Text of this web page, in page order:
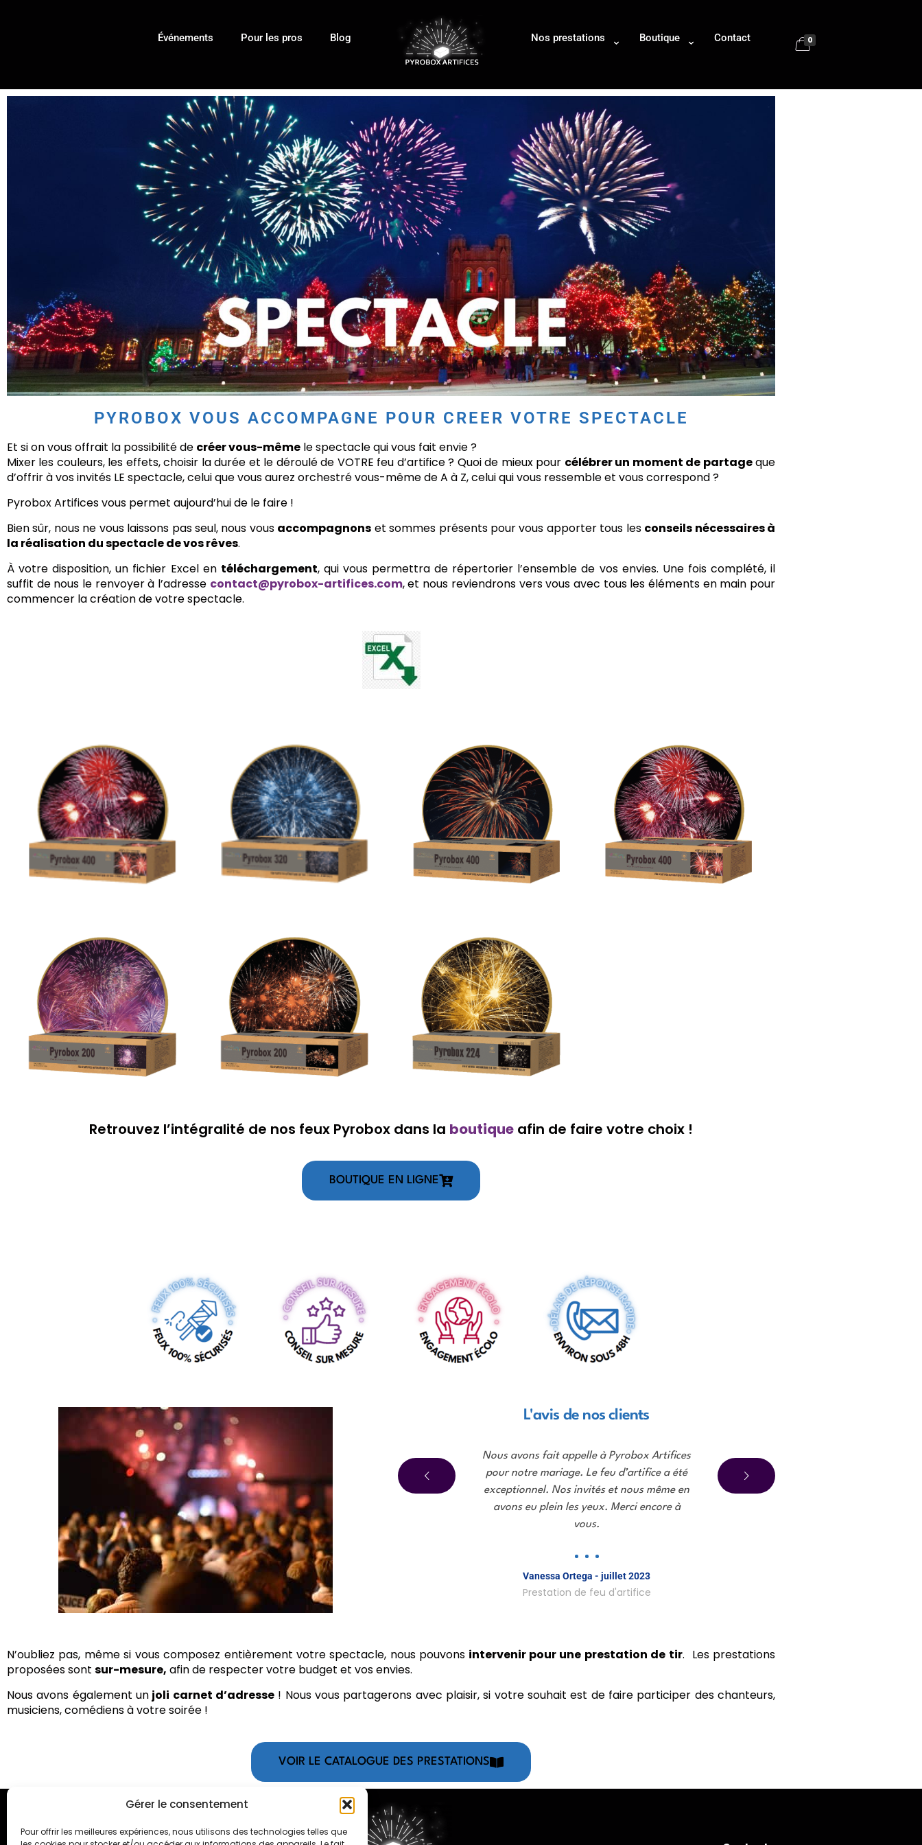
Gérer le consentement
Pour offrir les meilleures expériences, nous utilisons des technologies telles que
Événements Pour les pros Blog Nos prestations Boutique Contact 0
PYROBOX VOUS ACCOMPAGNE POUR CREER VOTRE SPECTACLE
Et si on vous offrait la possibilité de créer vous-même le spectacle qui vous fait envie ?
Mixer les couleurs, les effets, choisir la durée et le déroulé de VOTRE feu d’artifice ? Quoi de mieux pour célébrer un moment de partageque
d’offrir à vos invités LE spectacle, celui que vous aurez orchestré vous-même de A à Z, celui qui vous ressemble et vous correspond ?
Pyrobox Artifices vous permet aujourd’hui de le faire !
Bien sûr, nous ne vous laissons pas seul, nous vous accompagnons et sommes présents pour vous apporter tous les conseils nécessaires à
la réalisation du spectacle de vos rêves.
À votre disposition, un fichier Excel en téléchargement, qui vous permettra de répertorier l’ensemble de vos envies. Une fois complété, il
suffit de nous le renvoyer à l’adresse contact@pyrobox-artifices.com, et nous reviendrons vers vous avec tous les éléments en main pour
commencer la création de votre spectacle.
Retrouvez l’intégralité de nos feux Pyrobox dans la boutique afin de faire votre choix !
BOUTIQUE EN LIGNE
L'avis de nos clients
Tout s'est très bien passé. Le feu d'artifice
était la cerise sur le gâteau et l'effet de
surprise était top. C'était super merci pour
tout.
Sophie Ricard
Achat d’un Pyrobox 200
Nous avons fait appelle à Pyrobox Artifices
pour notre mariage. Le feu d’artifice a été
exceptionnel. Nos invités et nous même en
avons eu plein les yeux. Merci encore à
vous.
Vanessa Ortega - juillet 2023
Prestation de feu d'artifice
N’oubliez pas, même si vous composez entièrement votre spectacle, nous pouvons intervenir pour une prestation de tir. Les prestations
proposées sont sur-mesure, afin de respecter votre budget et vos envies.
Nous avons également un joli carnet d’adresse ! Nous vous partagerons avec plaisir, si votre souhait est de faire participer des chanteurs,
musiciens, comédiens à votre soirée !
VOIR LE CATALOGUE DES PRESTATIONS